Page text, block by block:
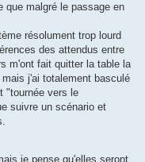
que malgré le passage en
résolument trop lourd
des attendus entre
m'ont fait quitter la table la
j'ai totalement basculé
"tournée vers le
suivre un scénario et
je pense qu'elles seront